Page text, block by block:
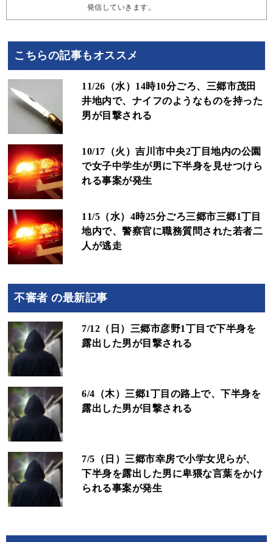
発信していきます。
こちらの記事もオススメ
11/26（水）14時10分ごろ、三郷市茂田
井地内で、ナイフのようなものを持った
男が目撃される
10/17（火）吉川市中央2丁目地内の公園
で女子中学生が男に下半身を見せつけら
れる事案が発生
11/5（水）4時25分ごろ三郷市三郷1丁目
地内で、警察官に職務質問された若者二
人が逃走
不審者 の最新記事
7/12（日）三郷市彦野1丁目で下半身を
露出した男が目撃される
6/4（木）三郷1丁目の路上で、下半身を
露出した男が目撃される
7/5（日）三郷市幸房で小学女児らが、
下半身を露出した男に卑猥な言葉をかけ
られる事案が発生